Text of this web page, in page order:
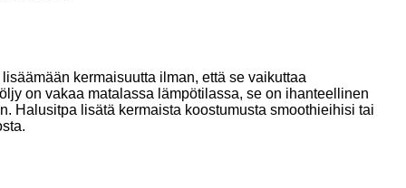
kermaisuutta ilman, että se vaikuttaa
on vakaa matalassa lämpötilassa, se on ihanteellinen
Halusitpa lisätä kermaista koostumusta smoothieihisi tai